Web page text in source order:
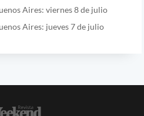
Aires: viernes 8 de julio
Aires: jueves 7 de julio